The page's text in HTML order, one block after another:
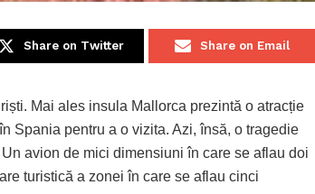
Share on Twitter Share on Email
Mai ales insula Mallorca prezintă o atracție
Spania pentru a o vizita. Azi, însă, o tragedie
avion de mici dimensiuni în care se aflau doi
turistică a zonei în care se aflau cinci